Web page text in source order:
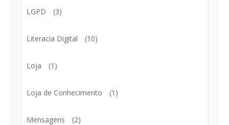
LGPD (3)
Literacia Digital (10)
Loja (1)
Loja de Conhecimento (1)
Mensagens (2)